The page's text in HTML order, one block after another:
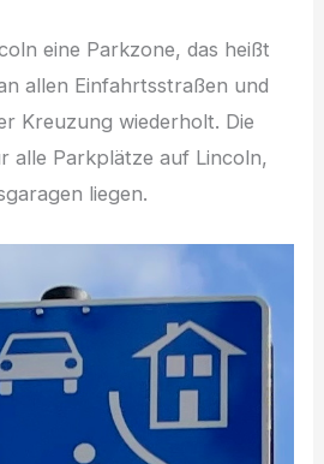
eine Parkzone, das heißt
allen Einfahrtsstraßen und
Kreuzung wiederholt. Die
alle Parkplätze auf Lincoln,
liegen.